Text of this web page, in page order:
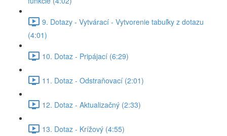
9. Dotazy - Vytvárací - Vytvorenie tabuľky z dotazu
(4:01)
10. Dotaz - Pripájací (6:29)
11. Dotaz - Odstraňovací (2:01)
12. Dotaz - Aktualizačný (2:33)
13. Dotaz - Krížový (4:55)